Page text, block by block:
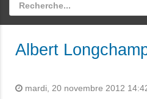
Albert
mardi, 20 novembre 2012